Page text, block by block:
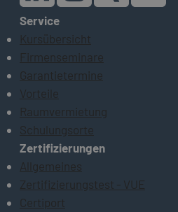
Service
Kursübersicht
Firmenseminare
Garantietermine
Vorteile
Raumvermietung
Schulungsorte
Zertifizierungen
Allgemeines
Zertifizierungstest - VUE
Certiport